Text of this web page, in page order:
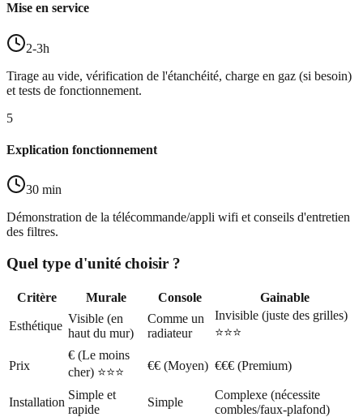
Mise en service
2-3h
Tirage au vide, vérification de l'étanchéité, charge en gaz (si besoin)
et tests de fonctionnement.
5
Explication fonctionnement
30 min
Démonstration de la télécommande/appli wifi et conseils d'entretien
des filtres.
Quel type d'unité choisir ?
Critère Murale Console Gainable
Esthétique
Visible (en
haut du mur)
Comme un
radiateur
Invisible (juste des grilles)
⭐⭐⭐
Prix
€ (Le moins
cher) ⭐⭐⭐
€€ (Moyen) €€€ (Premium)
Installation
Simple et
rapide
Simple
Complexe (nécessite
combles/faux-plafond)